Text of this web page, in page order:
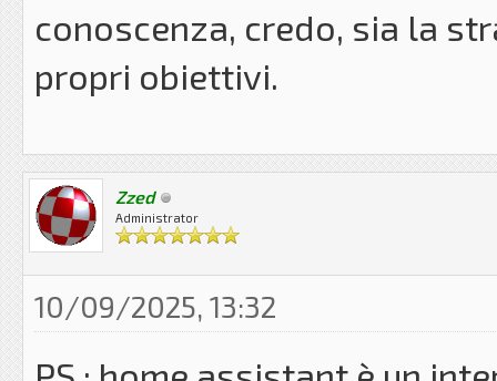
conoscenza, credo, sia la
propri obiettivi.
Zzed
Administrator
10/09/2025, 13:32